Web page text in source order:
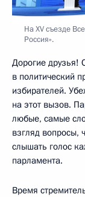
На XV съезде
Россия».
Дорогие друзья!
в политический
избирателей.
на этот вызов.
любые, самые
взгляд вопросы,
слышать голос
парламента.
Время